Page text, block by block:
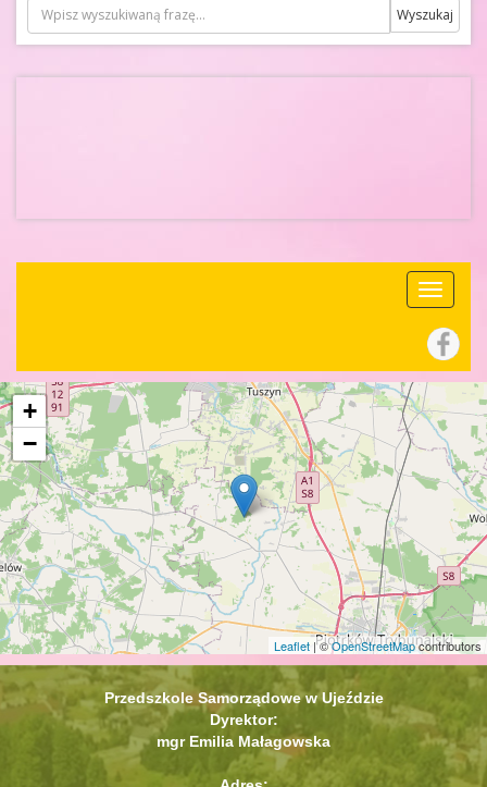
+
−
Leaflet | ©OpenStreetMapcontributors
Przedszkole Samorządowe w Ujeździe
Dyrektor:
mgr Emilia Małagowska